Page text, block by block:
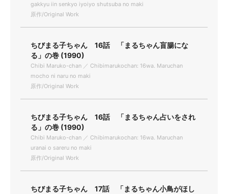
gakkyu iin senkyo iyoiyo shutsuba no maki
原作/Original Work
ちびまる子ちゃん 16話 「まるちゃん盲腸にな
る」の巻 (1990)
Chibi Maruko-chan ／ Chibimarukochan: 16wa. Maruchan
mocho ni naru no maki
原作/Original Work
ちびまる子ちゃん 16話 「まるちゃん占いをされ
る」の巻 (1990)
Chibi Maruko-chan ／ Chibimarukochan: 16wa. Maruchan
uranai o sareru no maki
原作/Original Work
ちびまる子ちゃん 17話 「まるちゃん小鳥がほし